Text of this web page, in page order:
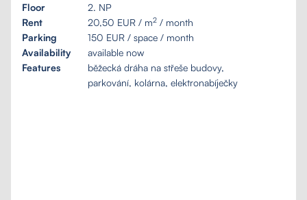
Floor
2. NP
Rent
20,50 EUR / m2 / month
Parking
150 EUR / space / month
Availability
available now
Features
běžecká dráha na střeše budovy,
parkování, kolárna, elektronabíječky